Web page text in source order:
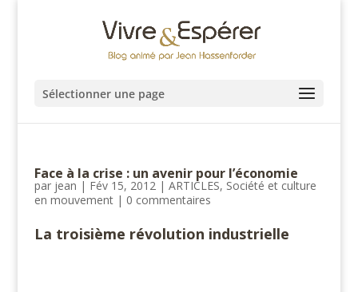
Sélectionner une page
Face à la crise : un avenir pour l’économie
par jean | Fév 15, 2012| ARTICLES, Société et culture
en mouvement| 0 commentaires
La troisième révolution industrielle